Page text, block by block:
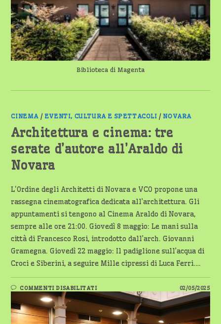
Biblioteca di Magenta
CINEMA / EVENTI, CULTURA E SPETTACOLI /NOVARA
Architettura e cinema: tre
serate d’autore all’Araldo di
Novara
L'Ordine degli Architetti di Novara e VCO propone una
rassegna cinematografica dedicata all’architettura. Gli
appuntamenti si tengono al Cinema Araldo di Novara,
sempre alle ore 21:00. Giovedì 8 maggio: Le mani sulla
città di Francesco Rosi, introdotto dall’arch. Giovanni
Gramegna. Giovedì 22 maggio: Il padiglione sull’acqua di
Croci e Siberini, a seguire Mille cipressi di Luca Ferri.…
COMMENTI DISABILITATISU
ARCHITETTURA
CINEMA:
TRE
SERATE
02/05/2025